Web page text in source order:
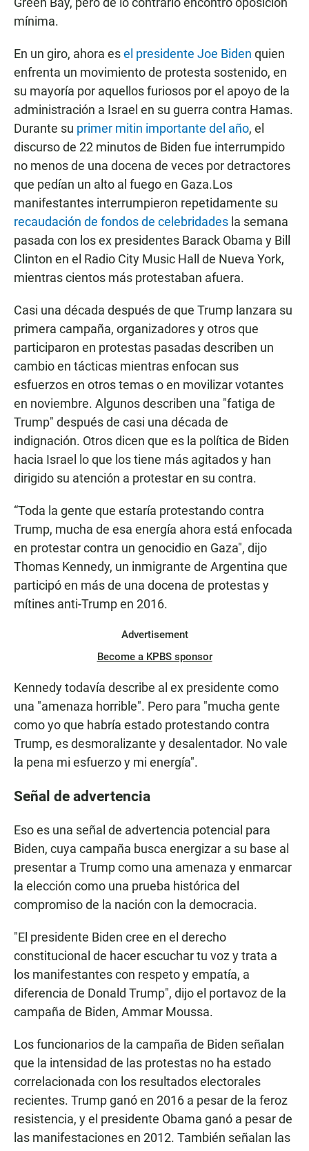
mínima.
En un giro, ahora esel presidente Joe Biden quien
enfrenta un movimiento de protesta sostenido, en
su mayoría por aquellos furiosos por el apoyo de la
administración a Israel en su guerra contra Hamas.
Durante su primer mitin importante del año, el
discurso de 22 minutos de Biden fue interrumpido
no menos de una docena de veces por detractores
que pedían un alto al fuego en Gaza.Los
manifestantes interrumpieron repetidamente su
recaudación de fondos de celebridades la semana
pasada con los ex presidentes Barack Obama y Bill
Clinton en el Radio City Music Hall de Nueva York,
mientras cientos más protestaban afuera.
Casi una década después de que Trump lanzara su
primera campaña, organizadores y otros que
participaron en protestas pasadas describen un
cambio en tácticas mientras enfocan sus
esfuerzos en otros temas o en movilizar votantes
en noviembre. Algunos describen una "fatiga de
Trump" después de casi una década de
indignación. Otros dicen que es la política de Biden
hacia Israel lo que los tiene más agitados y han
dirigido su atención a protestar en su contra.
“Toda la gente que estaría protestando contra
Trump, mucha de esa energía ahora está enfocada
en protestar contra un genocidio en Gaza", dijo
Thomas Kennedy, un inmigrante de Argentina que
participó en más de una docena de protestas y
mítines anti-Trump en 2016.
Advertisement
Become a KPBS sponsor
Kennedy todavía describe al ex presidente como
una "amenaza horrible". Pero para "mucha gente
como yo que habría estado protestando contra
Trump, es desmoralizante y desalentador. No vale
la pena mi esfuerzo y mi energía".
Señal de advertencia
Eso es una señal de advertencia potencial para
Biden, cuya campaña busca energizar a su base al
presentar a Trump como una amenaza y enmarcar
la elección como una prueba histórica del
compromiso de la nación con la democracia.
"El presidente Biden cree en el derecho
constitucional de hacer escuchar tu voz y trata a
los manifestantes con respeto y empatía, a
diferencia de Donald Trump", dijo el portavoz de la
campaña de Biden, Ammar Moussa.
Los funcionarios de la campaña de Biden señalan
que la intensidad de las protestas no ha estado
correlacionada con los resultados electorales
recientes. Trump ganó en 2016 a pesar de la feroz
resistencia, y el presidente Obama ganó a pesar de
las manifestaciones en 2012. También señalan las